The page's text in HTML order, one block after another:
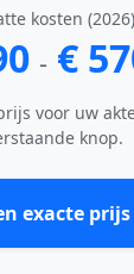
kosten
- €
voor uw
knop.
exacte prijs